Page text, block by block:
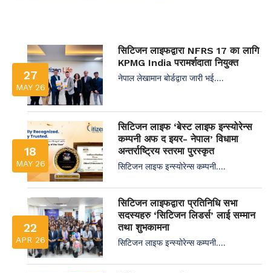
27
MAY 26
सिटिजन लाइफद्वारा NFRS 17 का लागि
KPMG India परामर्शदाता नियुक्त
नेपाल लेखामान बोर्डद्वारा जारी भई....
18
MAY 26
सिटिजन लाइफ ‘बेस्ट लाइफ इन्स्योरेन्स
कम्पनी अफ द इयर- नेपाल’ विधामा
अन्तर्राष्ट्रिय स्तरमा पुरस्कृत
सिटिजन लाइफ इन्स्योरेन्स कम्पनी....
22
APR 26
सिटिजन लाइफद्वारा प्रतिनिधि सभा
सदस्यहरु ‘सिटिजन लिडर्स’ लाई सम्मान
तथा शुभकामना
सिटिजन लाइफ इन्स्योरेन्स कम्पनी....